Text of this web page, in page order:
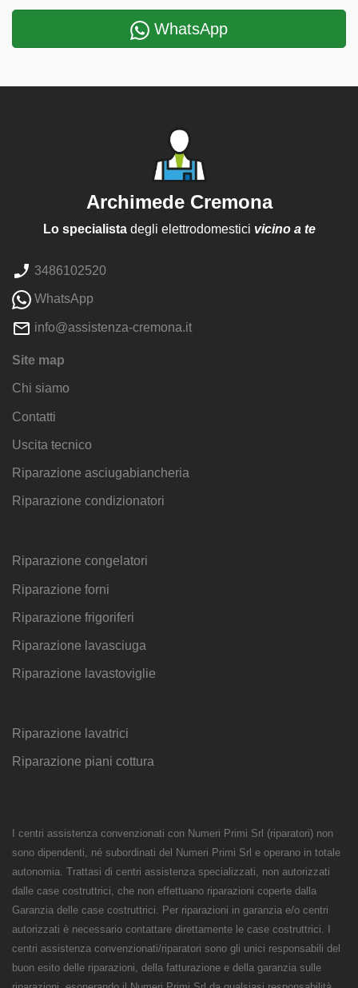
WhatsApp
Archimede Cremona
Lo specialistadegli elettrodomestici vicino a te
3486102520
WhatsApp
info@assistenza-cremona.it
Site map
Chi siamo
Contatti
Uscita tecnico
Riparazione asciugabiancheria
Riparazione condizionatori
Riparazione congelatori
Riparazione forni
Riparazione frigoriferi
Riparazione lavasciuga
Riparazione lavastoviglie
Riparazione lavatrici
Riparazione piani cottura
I centri assistenza convenzionati con Numeri Primi Srl (riparatori) non
sono dipendenti, né subordinati del Numeri Primi Srl e operano in totale
autonomia. Trattasi di centri assistenza specializzati, non autorizzati
dalle case costruttrici, che non effettuano riparazioni coperte dalla
Garanzia delle case costruttrici. Per riparazioni in garanzia e/o centri
autorizzati è necessario contattare direttamente le case costruttrici. I
centri assistenza convenzionati/riparatori sono gli unici responsabili del
buon esito delle riparazioni, della fatturazione e della garanzia sulle